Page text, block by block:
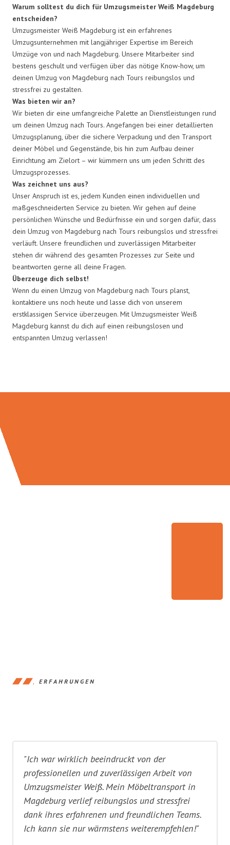
Warum solltest du dich für Umzugsmeister Weiß Magdeburg
entscheiden?
Umzugsmeister Weiß Magdeburg ist ein erfahrenes
Umzugsunternehmen mit langjähriger Expertise im Bereich
Umzüge von und nach Magdeburg. Unsere Mitarbeiter sind
bestens geschult und verfügen über das nötige Know-how, um
deinen Umzug von Magdeburg nach Tours reibungslos und
stressfrei zu gestalten.
Was bieten wir an?
Wir bieten dir eine umfangreiche Palette an Dienstleistungen rund
um deinen Umzug nach Tours. Angefangen bei einer detaillierten
Umzugsplanung, über die sichere Verpackung und den Transport
deiner Möbel und Gegenstände, bis hin zum Aufbau deiner
Einrichtung am Zielort – wir kümmern uns um jeden Schritt des
Umzugsprozesses.
Was zeichnet uns aus?
Unser Anspruch ist es, jedem Kunden einen individuellen und
maßgeschneiderten Service zu bieten. Wir gehen auf deine
persönlichen Wünsche und Bedürfnisse ein und sorgen dafür, dass
dein Umzug von Magdeburg nach Tours reibungslos und stressfrei
verläuft. Unsere freundlichen und zuverlässigen Mitarbeiter
stehen dir während des gesamten Prozesses zur Seite und
beantworten gerne all deine Fragen.
Überzeuge dich selbst!
Wenn du einen Umzug von Magdeburg nach Tours planst,
kontaktiere uns noch heute und lasse dich von unserem
erstklassigen Service überzeugen. Mit Umzugsmeister Weiß
Magdeburg kannst du dich auf einen reibungslosen und
entspannten Umzug verlassen!
ERFAHRUNGEN
"Ich war wirklich beeindruckt von der
professionellen und zuverlässigen Arbeit von
Umzugsmeister Weiß. Mein Möbeltransport in
Magdeburg verlief reibungslos und stressfrei
dank ihres erfahrenen und freundlichen Teams.
Ich kann sie nur wärmstens weiterempfehlen!"